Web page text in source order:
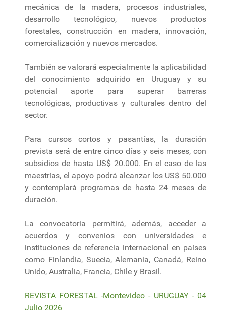
mecánica de la madera, procesos industriales,
desarrollo tecnológico, nuevos productos
forestales, construcción en madera, innovación,
comercialización y nuevos mercados.
También se valorará especialmente la aplicabilidad
del conocimiento adquirido en Uruguay y su
potencial aporte para superar barreras
tecnológicas, productivas y culturales dentro del
sector.
Para cursos cortos y pasantías, la duración
prevista será de entre cinco días y seis meses, con
subsidios de hasta US$ 20.000. En el caso de las
maestrías, el apoyo podrá alcanzar los US$ 50.000
y contemplará programas de hasta 24 meses de
duración.
La convocatoria permitirá, además, acceder a
acuerdos y convenios con universidades e
instituciones de referencia internacional en países
como Finlandia, Suecia, Alemania, Canadá, Reino
Unido, Australia, Francia, Chile y Brasil.
REVISTA FORESTAL -Montevideo - URUGUAY - 04
Julio 2026